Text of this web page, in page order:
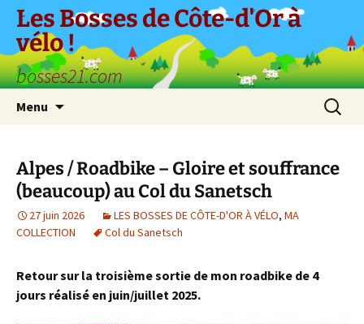
Aller
contenu
Les Bosses de Côte-d'Or à
vélo !
bosses21.com
Menu
Alpes / Roadbike – Gloire et souffrance
(beaucoup) au Col du Sanetsch
27 juin 2026 LES BOSSES DE CÔTE-D'OR À VÉLO, MA
COLLECTION
Col du Sanetsch
Retour sur la troisième sortie de mon roadbike de 4
jours réalisé en juin/juillet 2025.